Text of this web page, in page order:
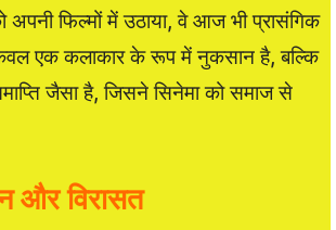
अपनी फिल्मों में उठाया, वे आज भी प्रासंगिक
एक कलाकार के रूप में नुकसान है, बल्कि
जैसा है, जिसने सिनेमा को समाज से
और विरासत